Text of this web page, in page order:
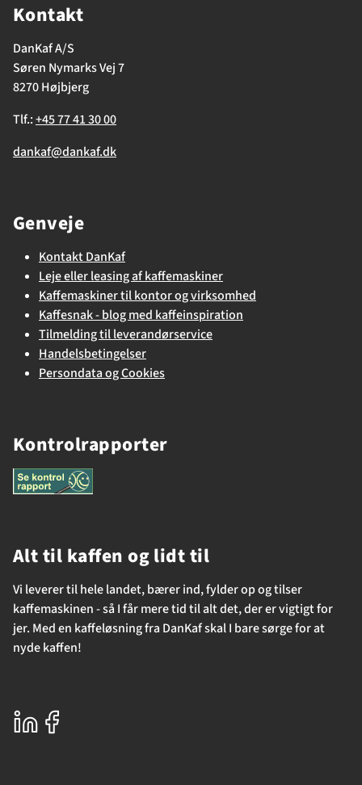
Kontakt
DanKaf A/S
Søren Nymarks Vej 7
8270 Højbjerg
Tlf.:+45 77 41 30 00
dankaf@dankaf.dk
Genveje
Kontakt DanKaf
Leje eller leasing af kaffemaskiner
Kaffemaskiner til kontor og virksomhed
Kaffesnak - blog med kaffeinspiration
Tilmelding til leverandørservice
Handelsbetingelser
Persondata og Cookies
Kontrolrapporter
Alt til kaffen og lidt til
Vi leverer til hele landet, bærer ind, fylder op og tilser
kaffemaskinen - så I får mere tid til alt det, der er vigtigt for
jer. Med en kaffeløsning fra DanKaf skal I bare sørge for at
nyde kaffen!